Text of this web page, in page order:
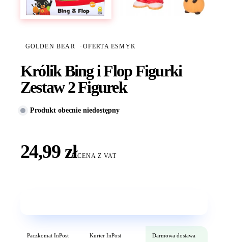
GOLDEN BEAR · OFERTA ESMYK
Królik Bing i Flop Figurki
Zestaw 2 Figurek
Produkt obecnie niedostępny
24,99 złCENA Z VAT
Paczkomat InPost Kurier InPost Darmowa dostawa